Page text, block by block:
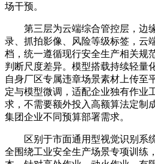
场干预。
第三层为云端综合管控层，边
录、抓拍影像、风险等级标签，云
档，统一遵循现行安全生产相关规
判断尺度差异。模型搭载持续轻量
自身厂区专属违章场景素材上传至
定与模型微调，适配企业独有作业
求，不需要额外投入高额算法定制
集团企业不同预算部署需求。
区别于市面通用型视觉识别系
全围绕工业安全生产场景专项训练